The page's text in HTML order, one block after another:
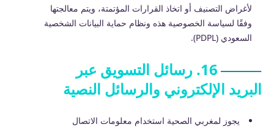
لأغراض التصنيف أو اتخاذ القرارات المؤتمتة، ويتم معالجتها
وفقًا لسياسة الخصوصية هذه ونظام حماية البيانات الشخصية
السعودي (PDPL).
16. رسائل التسويق عبر
البريد الإلكتروني والرسائل النصية
يجوز لمغربي الصحية استخدام معلومات الاتصال